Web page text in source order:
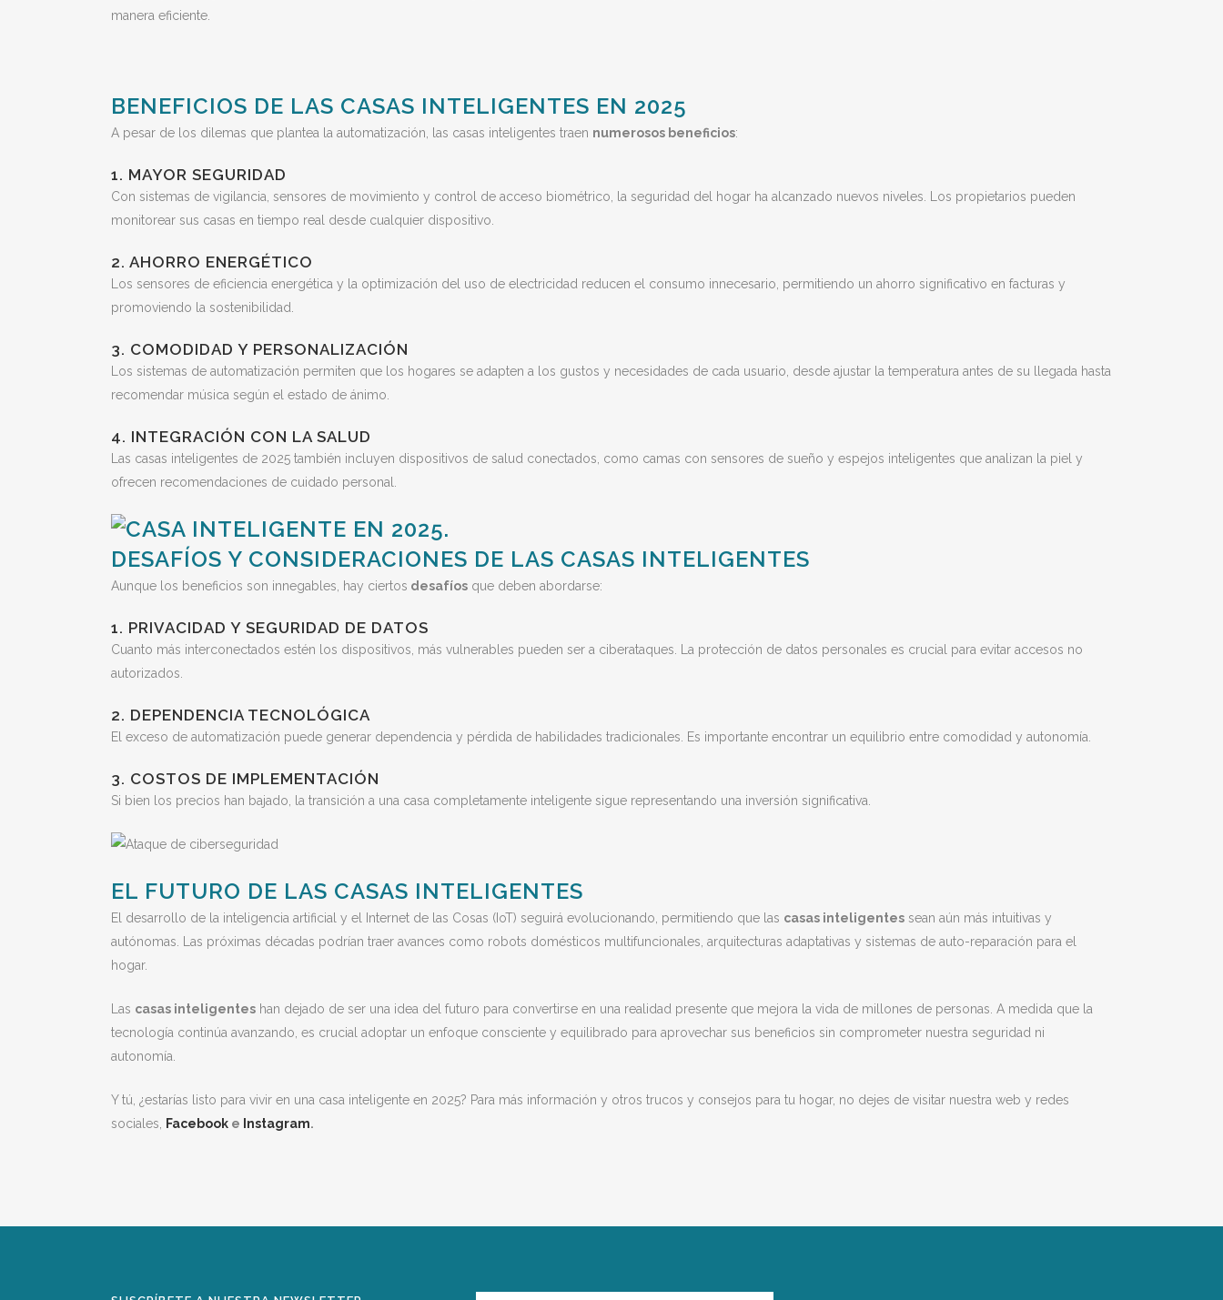
manera eficiente.
BENEFICIOS DE LAS CASAS INTELIGENTES EN 2025
A pesar de los dilemas que plantea la automatización, las casas inteligentes traen numerosos beneficios:
1. MAYOR SEGURIDAD
Con sistemas de vigilancia, sensores de movimiento y control de acceso biométrico, la seguridad del hogar ha alcanzado nuevos niveles. Los propietarios pueden
monitorear sus casas en tiempo real desde cualquier dispositivo.
2. AHORRO ENERGÉTICO
Los sensores de eficiencia energética y la optimización del uso de electricidad reducen el consumo innecesario, permitiendo un ahorro significativo en facturas y
promoviendo la sostenibilidad.
3. COMODIDAD Y PERSONALIZACIÓN
Los sistemas de automatización permiten que los hogares se adapten a los gustos y necesidades de cada usuario, desde ajustar la temperatura antes de su llegada hasta
recomendar música según el estado de ánimo.
4. INTEGRACIÓN CON LA SALUD
Las casas inteligentes de 2025 también incluyen dispositivos de salud conectados, como camas con sensores de sueño y espejos inteligentes que analizan la piel y
ofrecen recomendaciones de cuidado personal.
DESAFÍOS Y CONSIDERACIONES DE LAS CASAS INTELIGENTES
Aunque los beneficios son innegables, hay ciertos desafíos que deben abordarse:
1. PRIVACIDAD Y SEGURIDAD DE DATOS
Cuanto más interconectados estén los dispositivos, más vulnerables pueden ser a ciberataques. La protección de datos personales es crucial para evitar accesos no
autorizados.
2. DEPENDENCIA TECNOLÓGICA
El exceso de automatización puede generar dependencia y pérdida de habilidades tradicionales. Es importante encontrar un equilibrio entre comodidad y autonomía.
3. COSTOS DE IMPLEMENTACIÓN
Si bien los precios han bajado, la transición a una casa completamente inteligente sigue representando una inversión significativa.
EL FUTURO DE LAS CASAS INTELIGENTES
El desarrollo de la inteligencia artificial y el Internet de las Cosas (IoT) seguirá evolucionando, permitiendo que las casas inteligentes sean aún más intuitivas y
autónomas. Las próximas décadas podrían traer avances como robots domésticos multifuncionales, arquitecturas adaptativas y sistemas de auto-reparación para el
hogar.
Las casas inteligentes han dejado de ser una idea del futuro para convertirse en una realidad presente que mejora la vida de millones de personas. A medida que la
tecnología continúa avanzando, es crucial adoptar un enfoque consciente y equilibrado para aprovechar sus beneficios sin comprometer nuestra seguridad ni
autonomía.
Y tú, ¿estarías listo para vivir en una casa inteligente en 2025? Para más información y otros trucos y consejos para tu hogar, no dejes de visitar nuestra web y redes
sociales,
Facebook e Instagram.